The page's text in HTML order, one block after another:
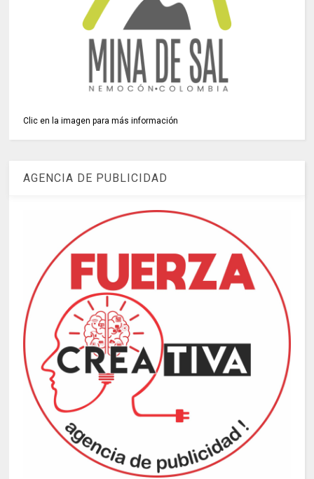
Clic en la imagen para más información
AGENCIA DE PUBLICIDAD